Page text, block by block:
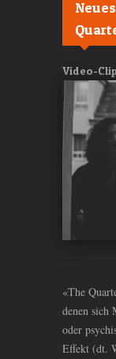
Video-
«The
denen sich
oder
Effekt (dt.